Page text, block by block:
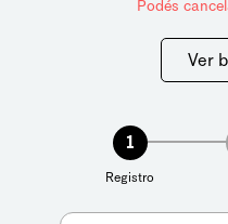
Podés
Ver
1
Registro